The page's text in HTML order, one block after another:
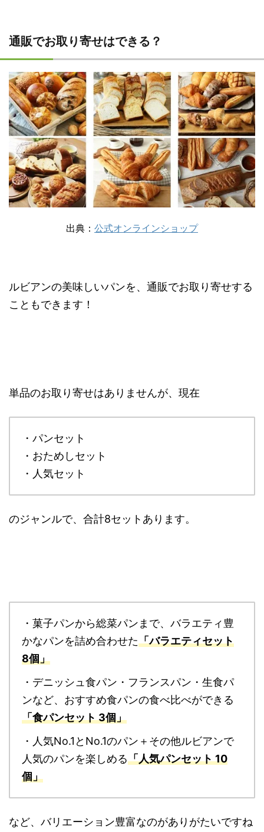
通販でお取り寄せはできる？
出典： 公式オンラインショップ
ルビアンの美味しいパンを、通販でお取り寄せする
こともできます！
単品のお取り寄せはありませんが、現在
・パンセット
・おためしセット
・人気セット
のジャンルで、合計8セットあります。
・菓子パンから総菜パンまで、バラエティ豊
かなパンを詰め合わせた「バラエティセット
8個」
・デニッシュ食パン・フランスパン・生食パ
ンなど、おすすめ食パンの食べ比べができる
「食パンセット 3個」
・人気No.1とNo.1のパン＋その他ルビアンで
人気のパンを楽しめる「人気パンセット 10
個」
など、バリエーション豊富なのがありがたいですね